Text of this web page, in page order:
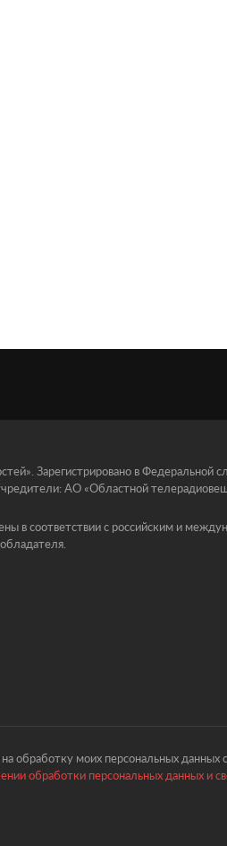
Зарегистрировано в Федеральной
АО «Областной
в соответствии с российским и
обработку моих персональных
обработки персональных данных и